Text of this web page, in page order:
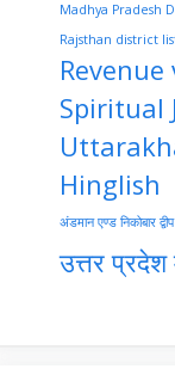
Madhya Pradesh
Rajsthan district
Spiritual
Hinglish
अंडमान एण्ड निकोबार
उत्तर